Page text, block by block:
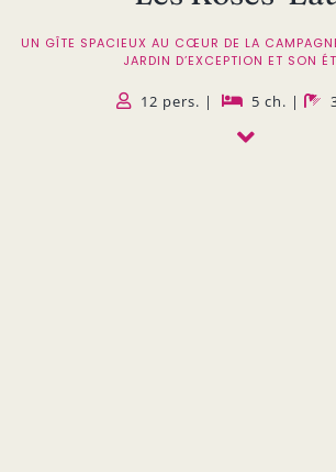
UN GÎTE SPACIEUX AU CŒUR DE LA
JARDIN D’EXCEPTION ET SON
12 pers. | 5 ch. |